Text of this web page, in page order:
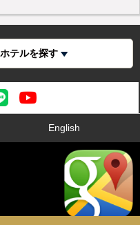
テルを探す
English